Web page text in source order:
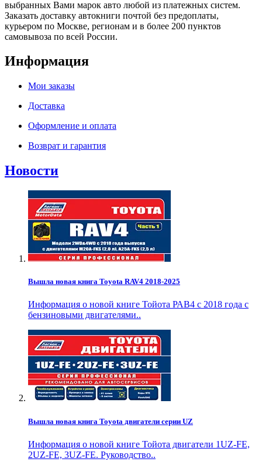
выбранных Вами марок авто любой из платежных систем.
Заказать доставку автокниги почтой без предоплаты,
курьером по Москве, регионам и в более 200 пунктов
самовывоза по всей России.
Информация
Мои заказы
Доставка
Оформление и оплата
Возврат и гарантия
Новости
Вышла новая книга Toyota RAV4 2018-2025
Информация о новой книге Тойота РАВ4 с 2018 года с
бензиновыми двигателями..
Вышла новая книга Toyota двигатели серии UZ
Информация о новой книге Тойота двигатели 1UZ-FE,
2UZ-FE, 3UZ-FE. Руководство..